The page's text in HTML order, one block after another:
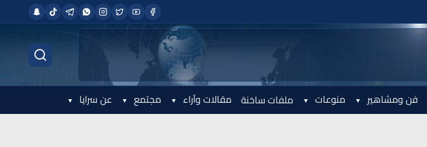
فن ومشاهير منوعات ملفات ساخنة مقالات وآراء مجتمع عن سرايا